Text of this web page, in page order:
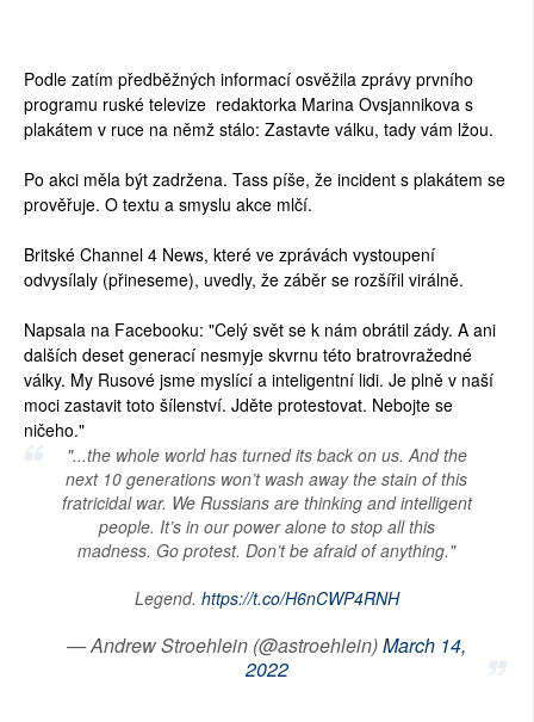
Podle zatím předběžných informací osvěžila zprávy prvního
programu ruské televize redaktorka Marina Ovsjannikova s
plakátem v ruce na němž stálo: Zastavte válku, tady vám lžou.
Po akci měla být zadržena. Tass píše, že incident s plakátem se
prověřuje. O textu a smyslu akce mlčí.
Britské Channel 4 News, které ve zprávách vystoupení
odvysílaly (přineseme), uvedly, že záběr se rozšířil virálně.
Napsala na Facebooku: "Celý svět se k nám obrátil zády. A ani
dalších deset generací nesmyje skvrnu této bratrovražedné
války. My Rusové jsme myslící a inteligentní lidi. Je plně v naší
moci zastavit toto šílenství. Jděte protestovat. Nebojte se
ničeho."
"...the whole world has turned its back on us. And the
next 10 generations won’t wash away the stain of this
fratricidal war. We Russians are thinking and intelligent
people. It’s in our power alone to stop all this
madness. Go protest. Don’t be afraid of anything."
Legend. https://t.co/H6nCWP4RNH
— Andrew Stroehlein (@astroehlein)March 14,
2022